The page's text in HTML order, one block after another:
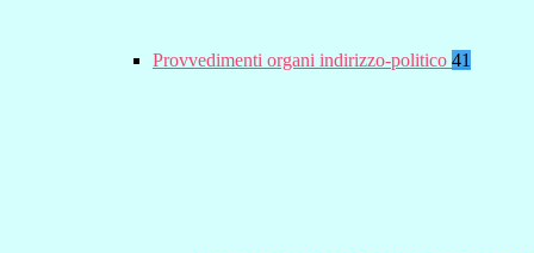
Provvedimenti organi indirizzo-politico 41